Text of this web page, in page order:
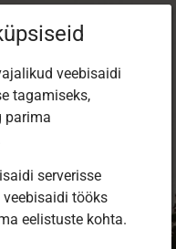
veebisaidi
tagamiseks,
parima
serverisse
tööks
eelistuste kohta.